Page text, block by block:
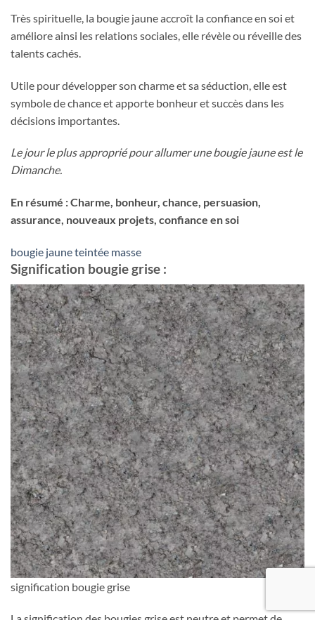
Très spirituelle, la bougie jaune accroît la confiance en soi et
améliore ainsi les relations sociales, elle révèle ou réveille des
talents cachés.
Utile pour développer son charme et sa séduction, elle est
symbole de chance et apporte bonheur et succès dans les
décisions importantes.
Le jour le plus approprié pour allumer une bougie jaune est le
Dimanche.
En résumé : Charme, bonheur, chance, persuasion,
assurance, nouveaux projets, confiance en soi
bougie jaune teintée masse
Signification bougie grise :
signification bougie grise